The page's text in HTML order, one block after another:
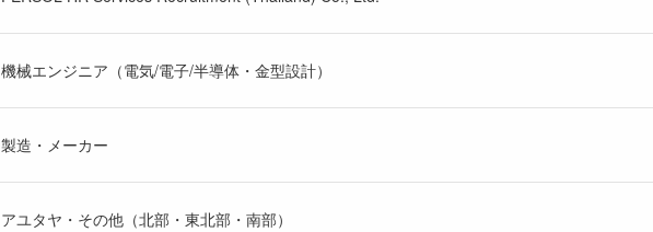
機械エンジニア（電気/電子/半導体・金型設計）
製造・メーカー
アユタヤ・その他（北部・東北部・南部）